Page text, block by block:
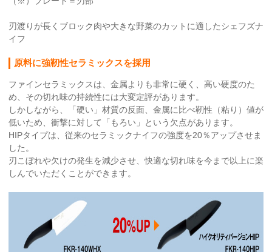
刃渡りが長くブロック肉や大きな野菜のカットに適したシェフズナ
イフ
原料に強靭性セラミックスを採用
ファインセラミックスは、金属よりも非常に硬く、高い硬度のた
め、その切れ味の持続性には大変定評があります。
しかしながら、「硬い」材質の反面、金属に比べ靭性（粘り）値が
低いため、衝撃に対して「もろい」という欠点があります。
HIPタイプは、従来のセラミックナイフの強度を20％アップさせま
した。
刃こぼれや欠けの発生を減少させ、快適な切れ味を今まで以上に楽
しんでいただくことができます。